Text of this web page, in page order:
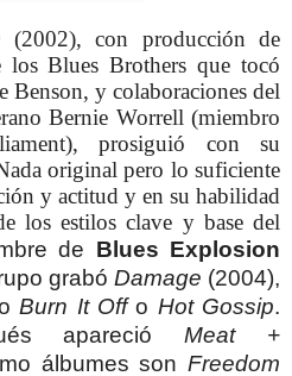
(2002), con producción de
los Blues Brothers que tocó
Benson, y colaboraciones del
Bernie Worrell (miembro
prosiguió con su
original pero lo suficiente
y actitud y en su habilidad
los estilos clave y base del
de Blues Explosion
grabó Damage (2004),
Burn It Offo Hot Gossip.
aparecióMeat +
álbumes son Freedom